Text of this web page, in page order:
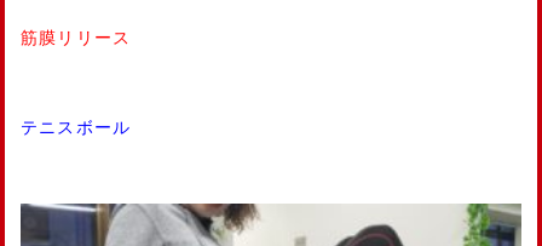
筋膜リリース
テニスボール